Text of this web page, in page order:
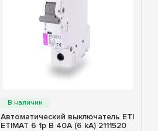
Автоматический выключатель ETI
ETIMAT 6 1p B 40А (6 kA) 2111520